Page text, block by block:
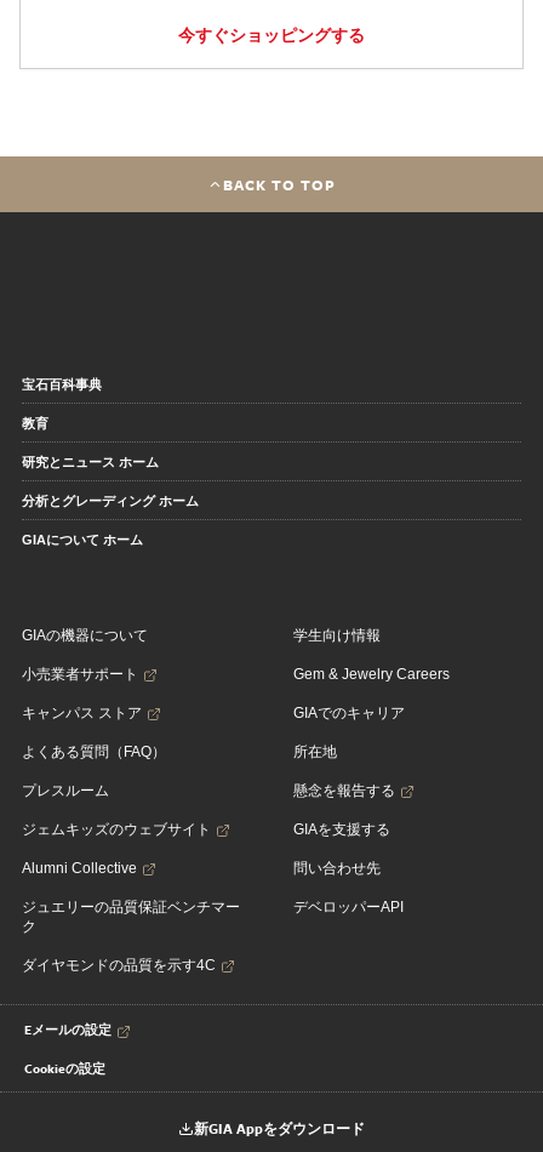
今すぐショッピングする
BACK TO TOP
宝石百科事典
教育
研究とニュース ホーム
分析とグレーディング ホーム
GIAについて ホーム
GIAの機器について
小売業者サポート
キャンパス ストア
よくある質問（FAQ）
プレスルーム
ジェムキッズのウェブサイト
Alumni Collective
ジュエリーの品質保証ベンチマー
ク
ダイヤモンドの品質を示す4C
学生向け情報
Gem & Jewelry Careers
GIAでのキャリア
所在地
懸念を報告する
GIAを支援する
問い合わせ先
デベロッパーAPI
Eメールの設定
Cookieの設定
新GIA Appをダウンロード